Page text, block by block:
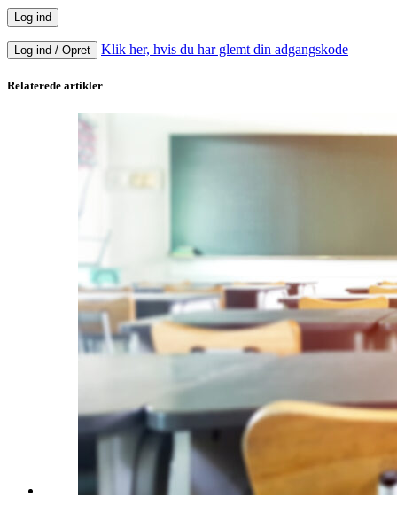
Log ind / Opret Klik her, hvis du har glemt din adgangskode
Relaterede artikler